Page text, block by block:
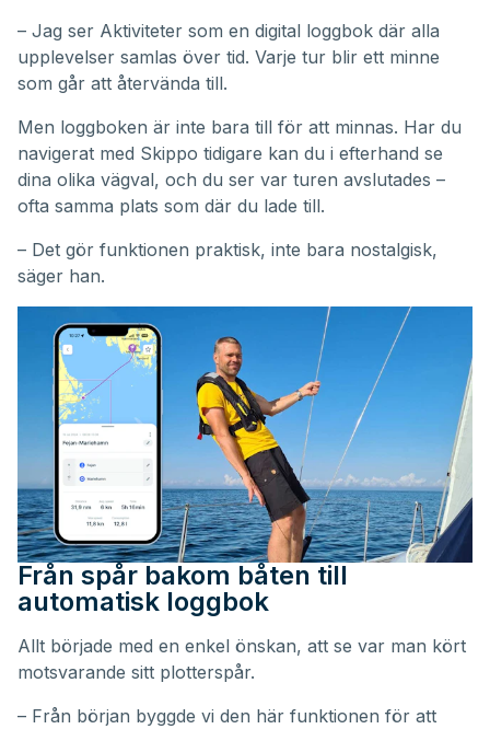
– Jag ser Aktiviteter som en digital loggbok där alla
upplevelser samlas över tid. Varje tur blir ett minne
som går att återvända till.
Men loggboken är inte bara till för att minnas. Har du
navigerat med Skippo tidigare kan du i efterhand se
dina olika vägval, och du ser var turen avslutades –
ofta samma plats som där du lade till.
– Det gör funktionen praktisk, inte bara nostalgisk,
säger han.
Från spår bakom båten till
automatisk loggbok
Allt började med en enkel önskan, att se var man kört
motsvarande sitt plotterspår.
– Från början byggde vi den här funktionen för att